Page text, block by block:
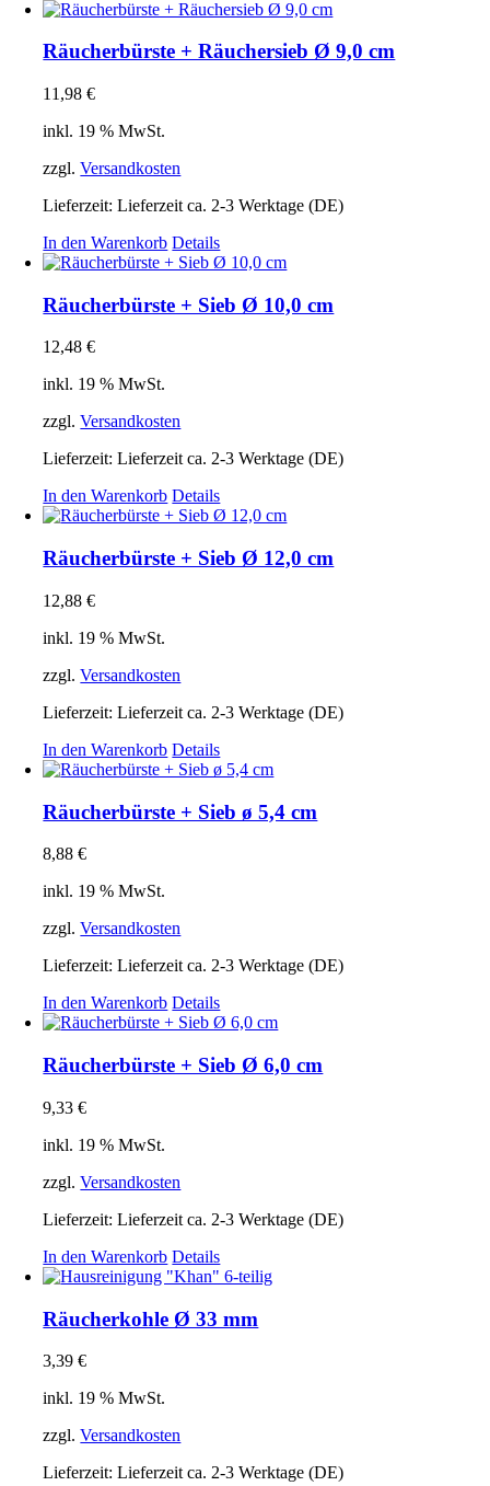
Räucherbürste + Räuchersieb Ø 9,0 cm
11,98€
inkl. 19 % MwSt.
zzgl.Versandkosten
Lieferzeit:Lieferzeit ca. 2-3 Werktage (DE)
In den Warenkorb Details
Räucherbürste + Sieb Ø 10,0 cm
12,48€
inkl. 19 % MwSt.
zzgl.Versandkosten
Lieferzeit:Lieferzeit ca. 2-3 Werktage (DE)
In den Warenkorb Details
Räucherbürste + Sieb Ø 12,0 cm
12,88€
inkl. 19 % MwSt.
zzgl.Versandkosten
Lieferzeit:Lieferzeit ca. 2-3 Werktage (DE)
In den Warenkorb Details
Räucherbürste + Sieb ø 5,4 cm
8,88€
inkl. 19 % MwSt.
zzgl.Versandkosten
Lieferzeit:Lieferzeit ca. 2-3 Werktage (DE)
In den Warenkorb Details
Räucherbürste + Sieb Ø 6,0 cm
9,33€
inkl. 19 % MwSt.
zzgl.Versandkosten
Lieferzeit:Lieferzeit ca. 2-3 Werktage (DE)
In den Warenkorb Details
Räucherkohle Ø 33 mm
3,39€
inkl. 19 % MwSt.
zzgl.Versandkosten
Lieferzeit:Lieferzeit ca. 2-3 Werktage (DE)